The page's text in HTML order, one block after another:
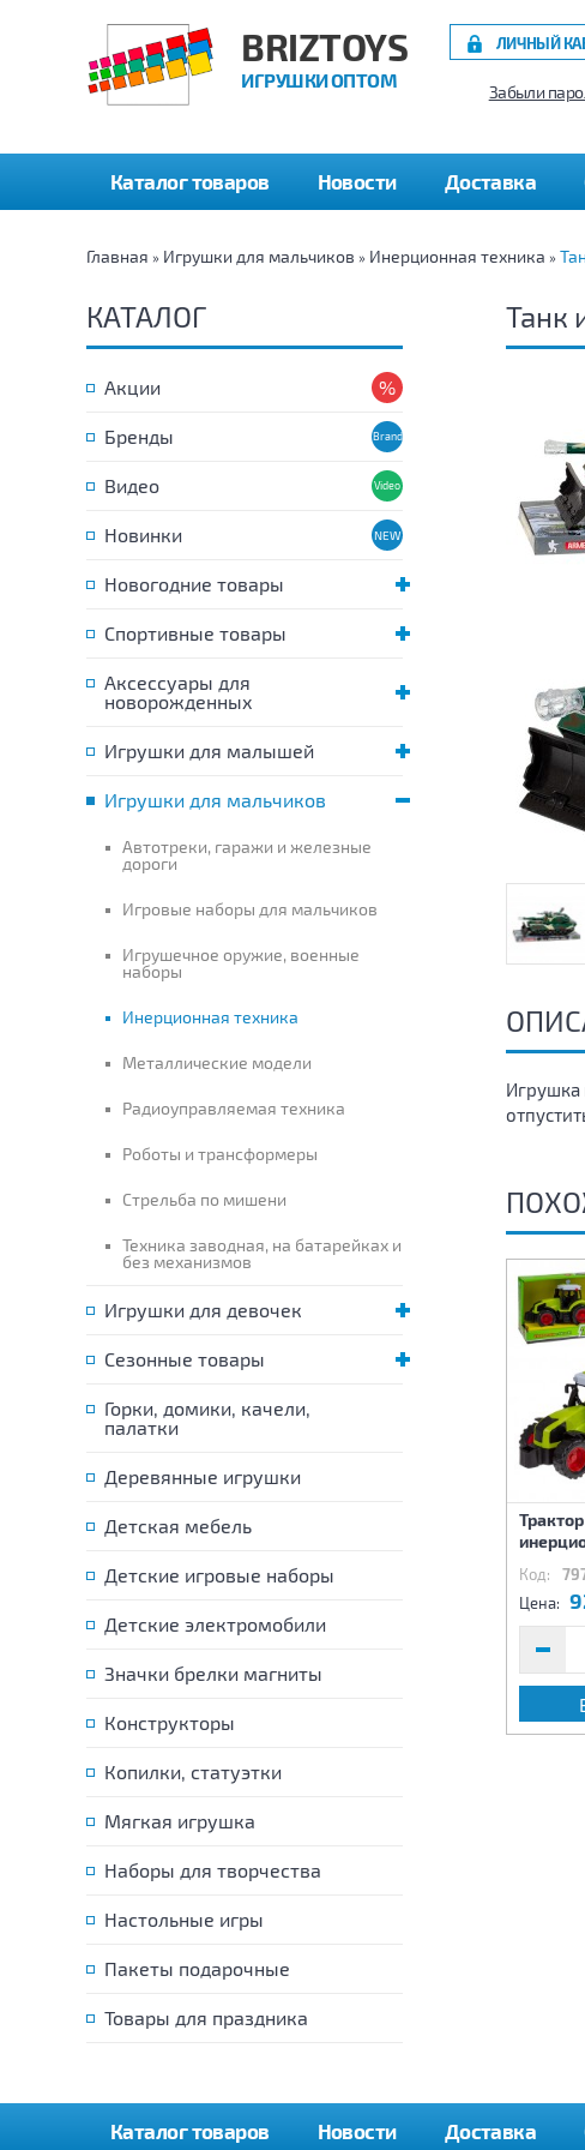
BRIZTOYS
ИГРУШКИ ОПТОМ
ЛИЧНЫЙ
Забыли
Каталог товаров Новости Доставка
Главная » Игрушки для мальчиков » Инерционная техника »
КАТАЛОГ
Акции
Бренды
Видео
Новинки
Новогодние товары
Спортивные товары
Аксессуары для
новорожденных
Игрушки для малышей
Игрушки для мальчиков
Автотреки, гаражи и железные
дороги
Игровые наборы для мальчиков
Игрушечное оружие, военные
наборы
Инерционная техника
Металлические модели
Радиоуправляемая техника
Роботы и трансформеры
Стрельба по мишени
Техника заводная, на батарейках и
без механизмов
Игрушки для девочек
Сезонные товары
Горки, домики, качели,
палатки
Деревянные игрушки
Детская мебель
Детские игровые наборы
Детские электромобили
Значки брелки магниты
Конструкторы
Копилки, статуэтки
Мягкая игрушка
Наборы для творчества
Настольные игры
Пакеты подарочные
Товары для праздника
Танк
Игрушка
Танк инерционный
80429 Код: 80441 Код:
Цена:
Каталог товаров Новости Доставка